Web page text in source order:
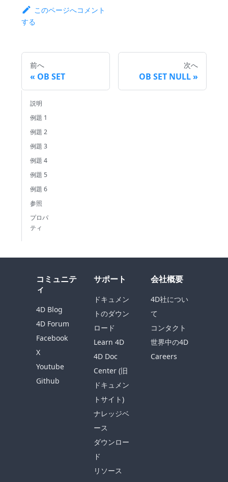
このページへコメント
する
前へ
OB SET
次へ
OB SET NULL
説明
例題 1
例題 2
例題 3
例題 4
例題 5
例題 6
参照
プロパ
ティ
コミュニテ
ィ
4D Blog
4D Forum
Facebook
X
Youtube
Github
サポート
ドキュメン
トのダウン
ロード
Learn 4D
4D Doc
Center (旧
ドキュメン
トサイト)
ナレッジベ
ース
ダウンロー
ド
リソース
会社概要
4D社につい
て
コンタクト
世界中の4D
Careers